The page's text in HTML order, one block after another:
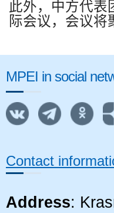
此外，中方代表
际会议，会议
MPEI in social
Contact
Address: